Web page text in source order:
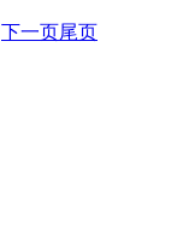
下一页尾页